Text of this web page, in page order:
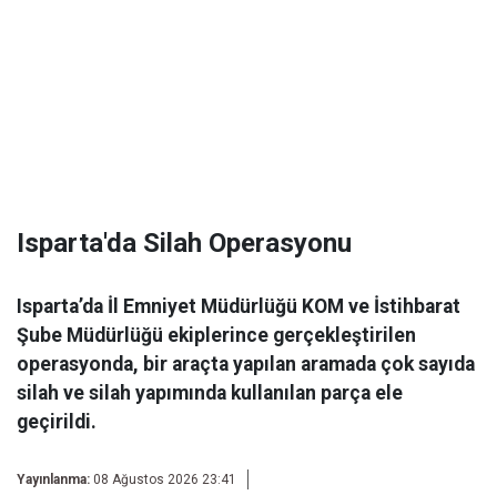
Isparta'da Silah Operasyonu
Isparta’da İl Emniyet Müdürlüğü KOM ve İstihbarat
Şube Müdürlüğü ekiplerince gerçekleştirilen
operasyonda, bir araçta yapılan aramada çok sayıda
silah ve silah yapımında kullanılan parça ele
geçirildi.
Yayınlanma: 08 Ağustos 2026 23:41